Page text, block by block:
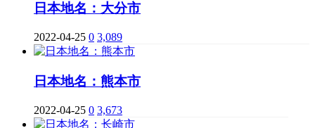
日本地名：大分市
2022-04-25 0 3,089
日本地名：熊本市
2022-04-25 0 3,673